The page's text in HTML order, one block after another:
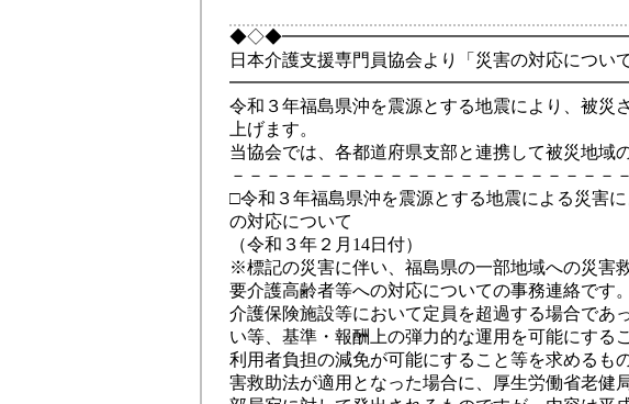
日本介護支援専門員協会より「災害の対応について
令和３年福島県沖を震源とする地震により、被災
上げます。
当協会では、各都道府県支部と連携して被災地域
－－－－－－－－－－－－－－－－－－－－－－
□令和３年福島県沖を震源とする地震による災害
の対応について
（令和３年２月14日付）
※標記の災害に伴い、福島県の一部地域への災害
要介護高齢者等への対応についての事務連絡です。
介護保険施設等において定員を超過する場合であ
い等、基準・報酬上の弾力的な運用を可能にする
利用者負担の減免が可能にすること等を求めるも
害救助法が適用となった場合に、厚生労働省老健